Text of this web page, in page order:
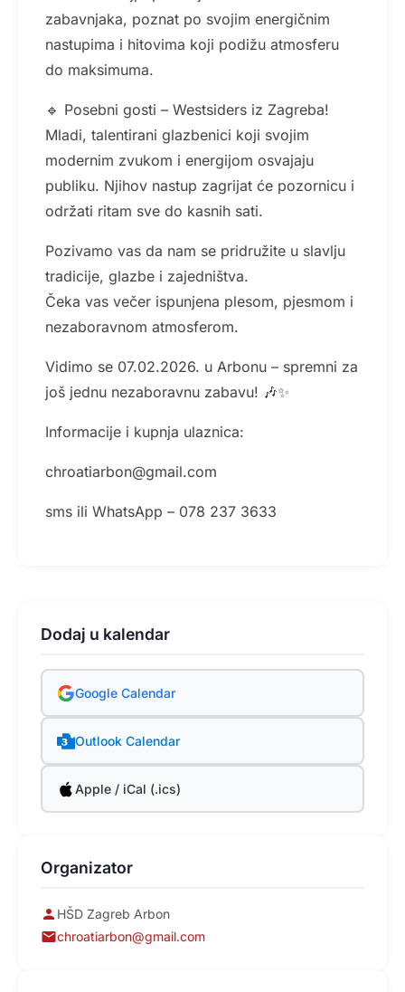
zabavnjaka, poznat po svojim energičnim
nastupima i hitovima koji podižu atmosferu
do maksimuma.
🔹 Posebni gosti – Westsiders iz Zagreba!
Mladi, talentirani glazbenici koji svojim
modernim zvukom i energijom osvajaju
publiku. Njihov nastup zagrijat će pozornicu i
održati ritam sve do kasnih sati.
Pozivamo vas da nam se pridružite u slavlju
tradicije, glazbe i zajedništva.
Čeka vas večer ispunjena plesom, pjesmom i
nezaboravnom atmosferom.
Vidimo se 07.02.2026. u Arbonu – spremni za
još jednu nezaboravnu zabavu! 🎶✨
Informacije i kupnja ulaznica:
chroatiarbon@gmail.com
sms ili WhatsApp – 078 237 3633
Dodaj u kalendar
Google Calendar
Outlook Calendar
Apple / iCal (.ics)
Organizator
HŠD Zagreb Arbon
chroatiarbon@gmail.com